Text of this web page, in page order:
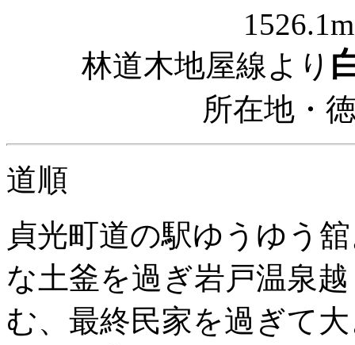
林道木地屋線より
所在地・
道順
貞光町道の駅ゆうゆう
な土釜を過ぎ岩戸温泉
む、最終民家を過ぎて